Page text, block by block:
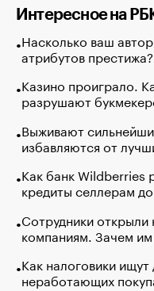
Интересное на
Насколько ваш
атрибутов
Казино проиграло.
разрушают
Выживают
избавляются от
Как банк Wildberries
кредиты селлерам
Сотрудники
компаниям. Зачем
Как налоговики
неработающих